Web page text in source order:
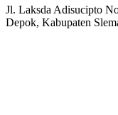
Jl. Laksda Adisucipto
Depok, Kabupaten